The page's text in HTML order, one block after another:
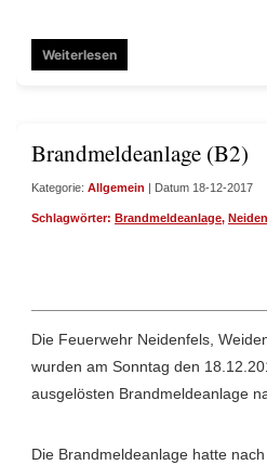
Weiterlesen
Brandmeldeanlage (B2)
Kategorie: Allgemein | Datum 18-12-2017
Schlagwörter: Brandmeldeanlage,
Die Feuerwehr Neidenfels,
wurden am Sonntag den
ausgelösten Brandmeldeanlage
Die Brandmeldeanlage hatte